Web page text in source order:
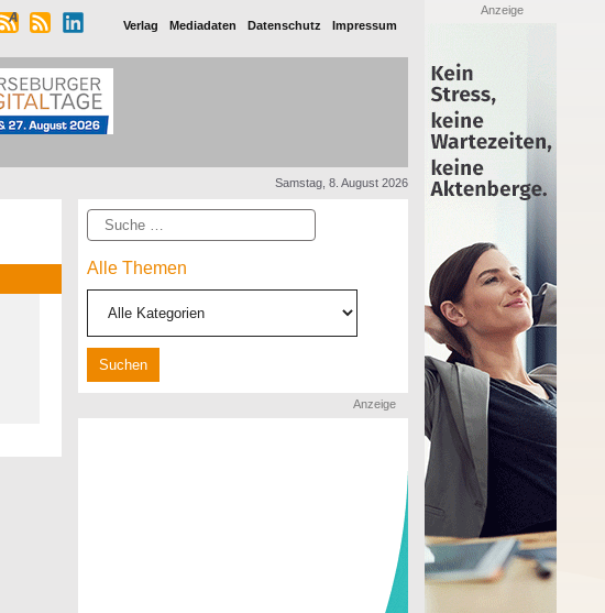
Verlag Mediadaten Datenschutz Impressum
Samstag, 8. August 2026
Suche
Alle Themen
Anzeige
Anzeige